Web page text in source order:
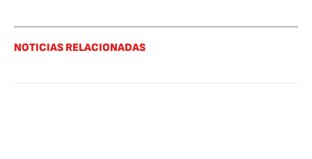
NOTICIAS RELACIONADAS